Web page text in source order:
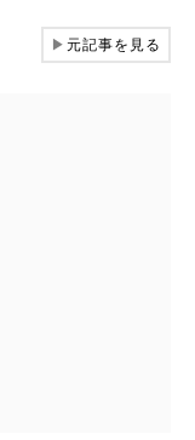
▶元記事を見る